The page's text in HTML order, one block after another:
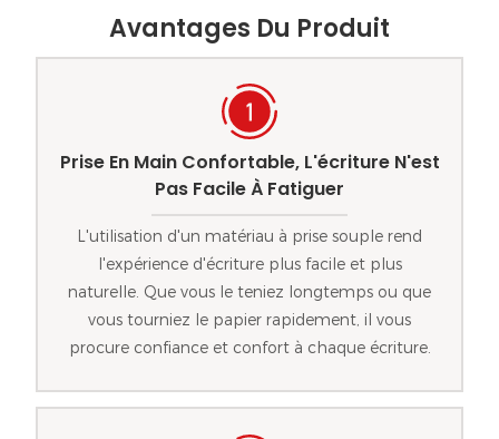
Avantages Du Produit
Prise En Main Confortable, L'écriture N'est
Pas Facile À Fatiguer
L'utilisation d'un matériau à prise souple rend
l'expérience d'écriture plus facile et plus
naturelle. Que vous le teniez longtemps ou que
vous tourniez le papier rapidement, il vous
procure confiance et confort à chaque écriture.